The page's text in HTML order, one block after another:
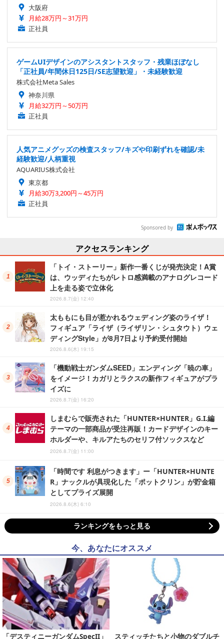
大阪府
月給28万円～31万円
正社員
ゲームUIデザインのアシスタントスタッフ・残業ほぼなし
「正社員/年間休日125日/SE志望歓迎」・未経験歓迎
株式会社Meta Sales
神奈川県
月給32万円～50万円
正社員
人気アニメグッズの検査スタッフ/キズや印刷ずれを確認/未
経験歓迎/人柄重視
AQUARIUS株式会社
東京都
月給30万3,200円～45万円
正社員
Sponsored by
アクセスランキング
「トイ・ストーリー」新作一番くじが発売決定！A賞
は、ウッディたちがレトロ感満載のアナログレコード
上を走る姿で立体化
2026.8.7(金) 12:40
太ももにも目が惹かれるウェディング姿のライザ！
フィギュア「ライザ（ライザリン・シュタウト）ウェ
ディングStyle」が8月7日より予約受付開始
2026.8.6(木) 19:15
「機動戦士ガンダムSEED」エンディング「暁の車」
をイメージ！カガリとラクスの新作フィギュアがプラ
イズに
2026.8.7(金) 16:20
しまむらで販売された「HUNTER×HUNTER」G.I.編
テーマの一部商品が受注再販！カードデザインのキー
ホルダーや、キルアたちのセリフ付ソックスなど
2026.8.7(金) 11:00
「時間です 利息がつきます」ー「HUNTER×HUNTE
R」ナックルが具現化した「ポットクリン」が貯金箱
としてプライズ展開
2026.8.6(木) 6:10
ランキングをもっと見る
今、あなたにオススメ
「デスティニーガンダムSpecII」 スティッチたちと小物のダブルチ